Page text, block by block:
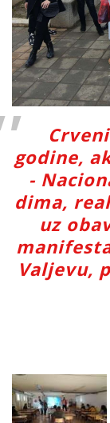
godine,
-
dima,
uz
Valjevu,